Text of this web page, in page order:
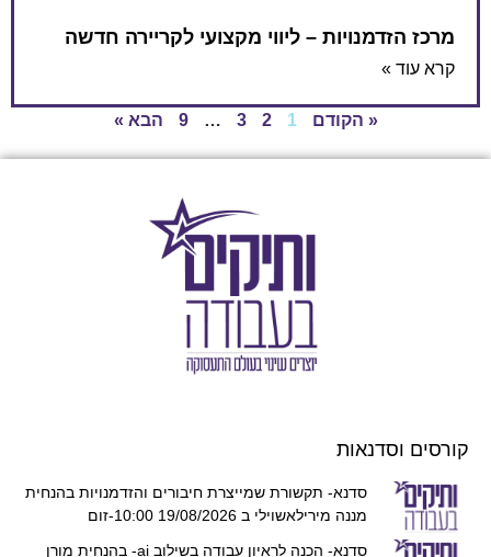
מרכז הזדמנויות – ליווי מקצועי לקריירה חדשה
קרא עוד »
« הקודם 1
2
3
…
9 הבא »
קורסים וסדנאות
סדנא- תקשורת שמייצרת חיבורים והזדמנויות בהנחית
מננה מירילאשוילי ב 19/08/2026 10:00-זום
סדנא- הכנה לראיון עבודה בשילוב ai- בהנחית מורן